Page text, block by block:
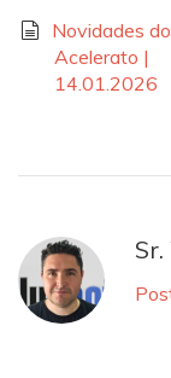
Novidades
Acelerato |
14.01.2026